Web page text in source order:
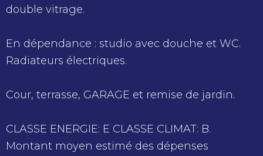
double vitrage.
En dépendance : studio avec douche et WC.
Radiateurs électriques.
Cour, terrasse, GARAGE et remise de jardin.
CLASSE ENERGIE: E CLASSE CLIMAT: B.
Montant moyen estimé des dépenses